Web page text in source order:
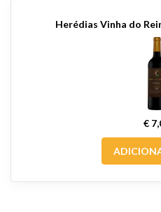
Herédias Vinha do
€